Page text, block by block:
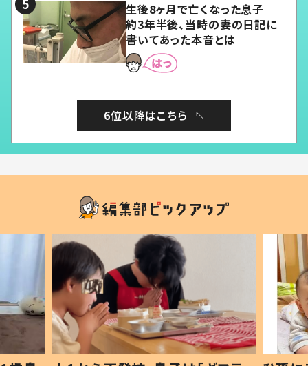
生後8ヶ月で亡くなった息子
約3年半後、当時の妻の日記に
書いてあった本音とは
6位以降はこちら